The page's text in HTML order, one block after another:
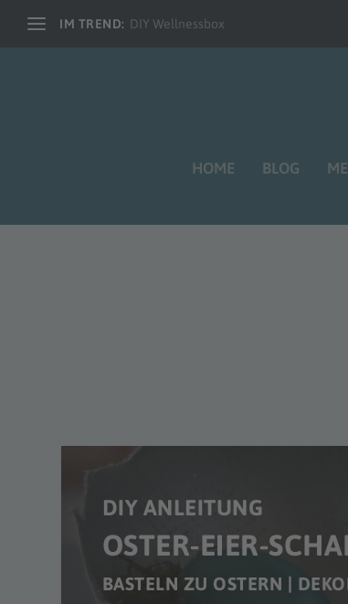
IM TREND: DIY Wellnessbox
HOME BLOG
DIY ANLEITUNG
OSTER-EIER-
BASTELN ZU OSTERN |